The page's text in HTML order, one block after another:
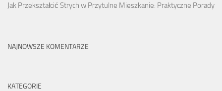
Jak Przekształcić Strych w Przytulne Mieszkanie: Praktyczne Porady
NAJNOWSZE KOMENTARZE
KATEGORIE